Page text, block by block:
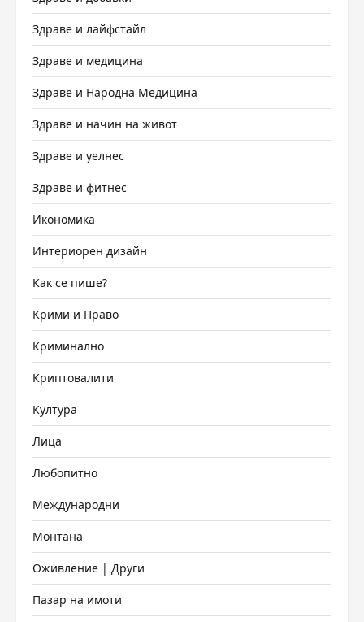
Здраве и лайфстайл
Здраве и медицина
Здраве и Народна Медицина
Здраве и начин на живот
Здраве и уелнес
Здраве и фитнес
Икономика
Интериорен дизайн
Как се пише?
Крими и Право
Криминално
Криптовалити
Култура
Лица
Любопитно
Международни
Монтана
Оживление | Други
Пазар на имоти